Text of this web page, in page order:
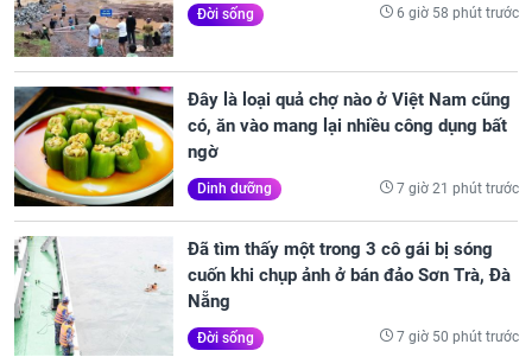
Đời sống 6 giờ 58 phút trước
Đây là loại quả chợ nào ở Việt Nam cũng
có, ăn vào mang lại nhiều công dụng bất
ngờ
Dinh dưỡng 7 giờ 21 phút trước
Đã tìm thấy một trong 3 cô gái bị sóng
cuốn khi chụp ảnh ở bán đảo Sơn Trà, Đà
Nẵng
Đời sống 7 giờ 50 phút trước